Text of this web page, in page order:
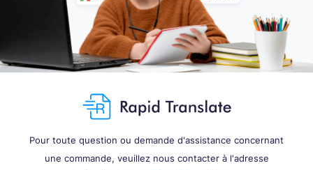
Pour toute question ou demande d'assistance concernant
une commande, veuillez nous contacter à l'adresse